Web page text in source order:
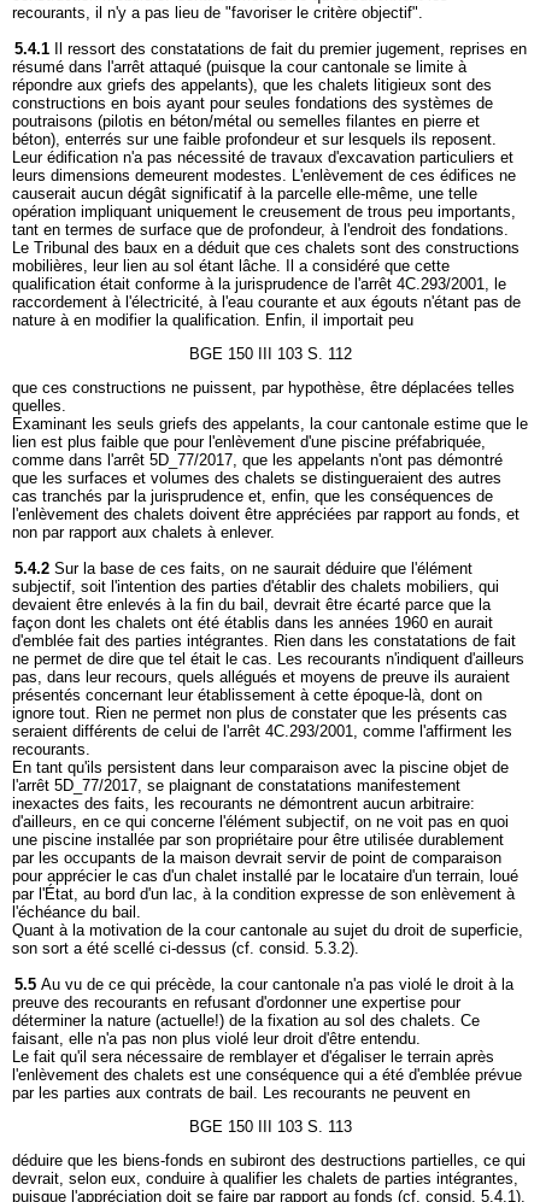
recourants, il n'y a pas lieu de "favoriser le critère objectif".
5.4.1
Il ressort des constatations de fait du premier jugement, reprises en
résumé dans l'arrêt attaqué (puisque la cour cantonale se limite à
répondre aux griefs des appelants), que les chalets litigieux sont des
constructions en bois ayant pour seules fondations des systèmes de
poutraisons (pilotis en béton/métal ou semelles filantes en pierre et
béton), enterrés sur une faible profondeur et sur lesquels ils reposent.
Leur édification n'a pas nécessité de travaux d'excavation particuliers et
leurs dimensions demeurent modestes. L'enlèvement de ces édifices ne
causerait aucun dégât significatif à la parcelle elle-même, une telle
opération impliquant uniquement le creusement de trous peu importants,
tant en termes de surface que de profondeur, à l'endroit des fondations.
Le Tribunal des baux en a déduit que ces chalets sont des constructions
mobilières, leur lien au sol étant lâche. Il a considéré que cette
qualification était conforme à la jurisprudence de l'arrêt 4C.293/2001, le
raccordement à l'électricité, à l'eau courante et aux égouts n'étant pas de
nature à en modifier la qualification. Enfin, il importait peu
BGE 150 III 103 S. 112
que ces constructions ne puissent, par hypothèse, être déplacées telles
quelles.
Examinant les seuls griefs des appelants, la cour cantonale estime que le
lien est plus faible que pour l'enlèvement d'une piscine préfabriquée,
comme dans l'arrêt 5D_77/2017, que les appelants n'ont pas démontré
que les surfaces et volumes des chalets se distingueraient des autres
cas tranchés par la jurisprudence et, enfin, que les conséquences de
l'enlèvement des chalets doivent être appréciées par rapport au fonds, et
non par rapport aux chalets à enlever.
5.4.2 Sur la base de ces faits, on ne saurait déduire que l'élément
subjectif, soit l'intention des parties d'établir des chalets mobiliers, qui
devaient être enlevés à la fin du bail, devrait être écarté parce que la
façon dont les chalets ont été établis dans les années 1960 en aurait
d'emblée fait des parties intégrantes. Rien dans les constatations de fait
ne permet de dire que tel était le cas. Les recourants n'indiquent d'ailleurs
pas, dans leur recours, quels allégués et moyens de preuve ils auraient
présentés concernant leur établissement à cette époque-là, dont on
ignore tout. Rien ne permet non plus de constater que les présents cas
seraient différents de celui de l'arrêt 4C.293/2001, comme l'affirment les
recourants.
En tant qu'ils persistent dans leur comparaison avec la piscine objet de
l'arrêt 5D_77/2017, se plaignant de constatations manifestement
inexactes des faits, les recourants ne démontrent aucun arbitraire:
d'ailleurs, en ce qui concerne l'élément subjectif, on ne voit pas en quoi
une piscine installée par son propriétaire pour être utilisée durablement
par les occupants de la maison devrait servir de point de comparaison
pour apprécier le cas d'un chalet installé par le locataire d'un terrain, loué
par l'État, au bord d'un lac, à la condition expresse de son enlèvement à
l'échéance du bail.
Quant à la motivation de la cour cantonale au sujet du droit de superficie,
son sort a été scellé ci-dessus (cf. consid. 5.3.2).
5.5 Au vu de ce qui précède, la cour cantonale n'a pas violé le droit à la
preuve des recourants en refusant d'ordonner une expertise pour
déterminer la nature (actuelle!) de la fixation au sol des chalets. Ce
faisant, elle n'a pas non plus violé leur droit d'être entendu.
Le fait qu'il sera nécessaire de remblayer et d'égaliser le terrain après
l'enlèvement des chalets est une conséquence qui a été d'emblée prévue
par les parties aux contrats de bail. Les recourants ne peuvent en
BGE 150 III 103 S. 113
déduire que les biens-fonds en subiront des destructions partielles, ce qui
devrait, selon eux, conduire à qualifier les chalets de parties intégrantes,
puisque l'appréciation doit se faire par rapport au fonds (cf. consid. 5.4.1).